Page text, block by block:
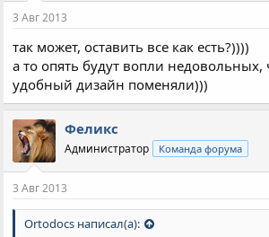
3 Авг 2013
так может, оставить все как есть?))))
а то опять будут вопли недовольных,
удобный дизайн поменяли)))
Феликс
Администратор Команда форума
3 Авг 2013
Ortodocs написал(а):